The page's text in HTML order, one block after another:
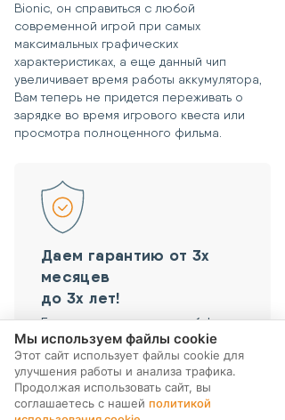
Bionic, он справиться с любой
современной игрой при самых
максимальных графических
характеристиках, а еще данный чип
увеличивает время работы аккумулятора,
Вам теперь не придется переживать о
зарядке во время игрового квеста или
просмотра полноценного фильма.
Даем гарантию от 3х
месяцев
до 3х лет!
Берем все риски на себя!
#ЭКОНОМИЯ
Мы используем файлы cookie
Этот сайт использует файлы cookie для
улучшения работы и анализа трафика.
Продолжая использовать сайт, вы
соглашаетесь с нашей политикой